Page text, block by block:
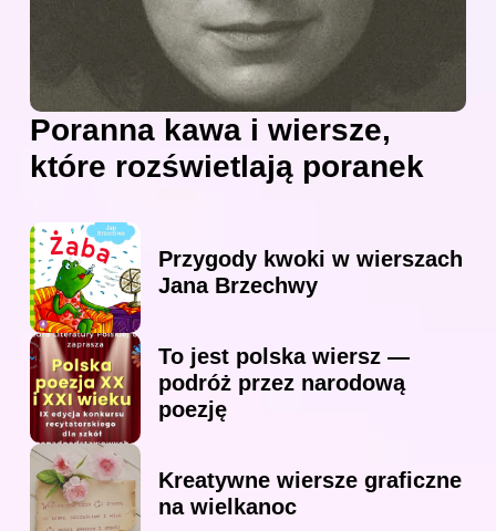
Poranna kawa i wiersze,
które rozświetlają poranek
Przygody kwoki w wierszach
Jana Brzechwy
To jest polska wiersz —
podróż przez narodową
poezję
Kreatywne wiersze graficzne
na wielkanoc